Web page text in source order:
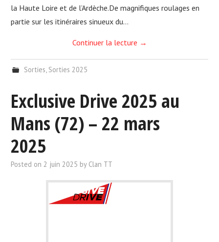
la Haute Loire et de l’Ardèche.De magnifiques roulages en
partie sur les itinéraires sinueux du…
Continuer la lecture →
Sorties, Sorties 2025
Exclusive Drive 2025 au
Mans (72) – 22 mars
2025
Posted on2 juin 2025 by Clan TT